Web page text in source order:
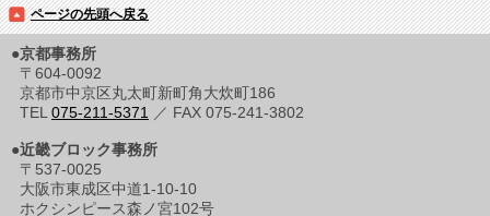
ページの先頭へ戻る
●京都事務所
〒604-0092
京都市中京区丸太町新町角大炊町186
TEL 075-211-5371 ／ FAX 075-241-3802
●近畿ブロック事務所
〒537-0025
大阪市東成区中道1-10-10
ホクシンピース森ノ宮102号